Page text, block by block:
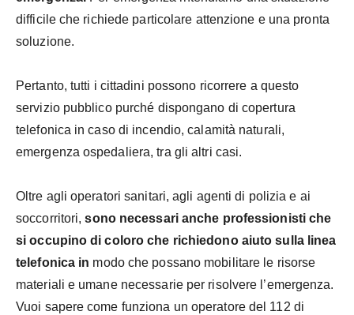
difficile che richiede particolare attenzione e una pronta
soluzione.
Pertanto, tutti i cittadini possono ricorrere a questo
servizio pubblico purché dispongano di copertura
telefonica in caso di incendio, calamità naturali,
emergenza ospedaliera, tra gli altri casi.
Oltre agli operatori sanitari, agli agenti di polizia e ai
soccorritori,sono necessari anche professionisti che
si occupino di coloro che richiedono aiuto sulla linea
telefonica in modo che possano mobilitare le risorse
materiali e umane necessarie per risolvere l’emergenza.
Vuoi sapere come funziona un operatore del 112 di